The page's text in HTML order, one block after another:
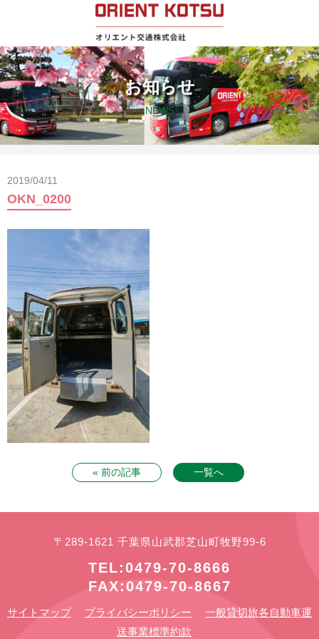
お知らせ
NEWS
2019/04/11
OKN_0200
« 前の記事 一覧へ
〒289-1621 千葉県山武郡芝山町牧野99-6
TEL:0479-70-8666
FAX:0479-70-8667
サイトマップ プライバシーポリシー
一般貸切旅各自動車運
送事業標準約款